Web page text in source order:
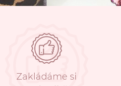
Zakládáme si